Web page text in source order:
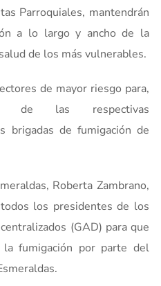
Parroquiales, mantendrán
a lo largo y ancho de la
de los más vulnerables.
de mayor riesgo para,
de las respectivas
brigadas de fumigación de
Roberta Zambrano,
los presidentes de los
(GAD) para que
fumigación por parte del